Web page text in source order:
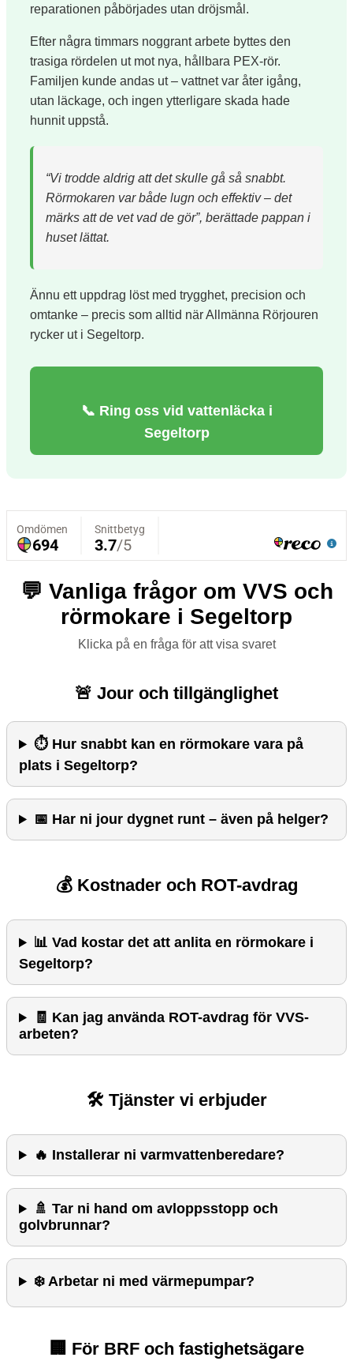
reparationen påbörjades utan dröjsmål.
Efter några timmars noggrant arbete byttes den
trasiga rördelen ut mot nya, hållbara PEX-rör.
Familjen kunde andas ut – vattnet var åter igång,
utan läckage, och ingen ytterligare skada hade
hunnit uppstå.
“Vi trodde aldrig att det skulle gå så snabbt.
Rörmokaren var både lugn och effektiv – det
märks att de vet vad de gör”, berättade pappan i
huset lättat.
Ännu ett uppdrag löst med trygghet, precision och
omtanke – precis som alltid när Allmänna Rörjouren
rycker ut i Segeltorp.
📞 Ring oss vid vattenläcka i
Segeltorp
💬 Vanliga frågor om VVS och
rörmokare i Segeltorp
Klicka på en fråga för att visa svaret
🚨 Jour och tillgänglighet
⏱️ Hur snabbt kan en rörmokare vara på
plats i Segeltorp?
📅 Har ni jour dygnet runt – även på helger?
💰 Kostnader och ROT-avdrag
📊 Vad kostar det att anlita en rörmokare i
Segeltorp?
🧾 Kan jag använda ROT-avdrag för VVS-
arbeten?
🛠️ Tjänster vi erbjuder
🔥 Installerar ni varmvattenberedare?
🚿 Tar ni hand om avloppsstopp och
golvbrunnar?
❄️ Arbetar ni med värmepumpar?
🏢 För BRF och fastighetsägare